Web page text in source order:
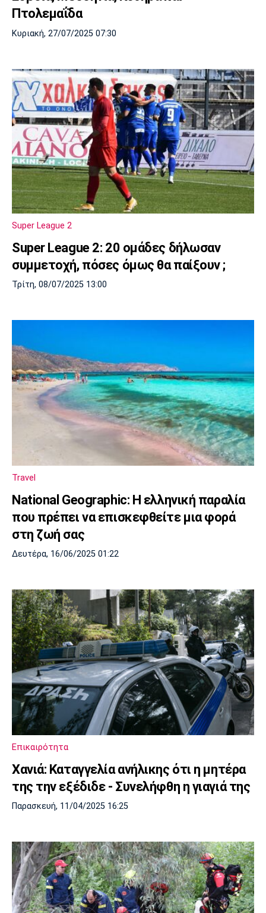
Πτολεμαΐδα
Κυριακή, 27/07/2025 07:30
Super League 2
Super League 2: 20 ομάδες δήλωσαν
συμμετοχή, πόσες όμως θα παίξουν ;
Τρίτη, 08/07/2025 13:00
Travel
National Geographic: Η ελληνική παραλία
που πρέπει να επισκεφθείτε μια φορά
στη ζωή σας
Δευτέρα, 16/06/2025 01:22
Επικαιρότητα
Χανιά: Καταγγελία ανήλικης ότι η μητέρα
της την εξέδιδε - Συνελήφθη η γιαγιά της
Παρασκευή, 11/04/2025 16:25